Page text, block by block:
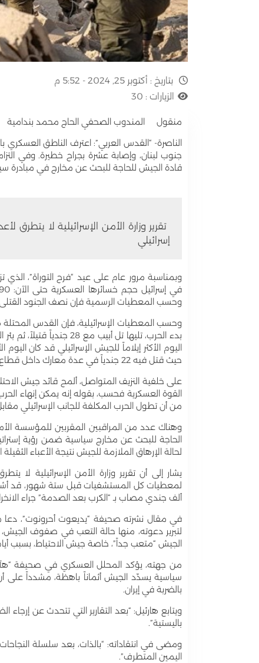
بتاريخ : أكتوبر 25, 2024 - 5:52 م
الزيارات : 30
منقول المندوب الصحفي الحاج محمد بندامية
الناصرة- “القدس العربي”: اعترف الناطق
قادة الجيش للحاجة للبحث عن مخارج في مبادرة
إسرائيلي
وبمناسبة مرور عام على عيد “فرح التوراة”،
وحسب المعطيات الرسمية فإن نصف الجنود القتلى هم دون الواحد
حيث قتل فيه 22 جندياً في عدة معارك داخل قطاع غزة، خاصة في خان يونس.
على خلفية النزيف المتواصل، ألمح قائد جيش
القوة العسكرية فحسب، بقوله إنه يمكن إنهاء
من أن تطول الحرب المكلفة للجانب الإسرائيلي
وهناك عدد من المراقبين المقربين للمؤسسة
الحاجة للبحث عن مخارج سياسية ضمن رؤية
لحالة الإرهاق الملازمة للجيش نتيجة الأعباء الثقيلة
يشار إلى أن تقرير وزارة الأمن الإسرائيلية لا
ألف جندي مصاب بـ “الكرب بعد الصدمة” جراء
في مقال نشرته صحيفة “يديعوت أحرونوت”، دعا
الجيش “متعب جداً”، خاصة جيش الاحتياط، بسبب
من جهته، يؤكد المحلل العسكري في صحيفة
سياسية يسدّد الجيش أثماناً باهظة، مشدداً
بالضربة في إيران.
ويتابع هارئيل: “بعد التقارير التي تتحدث عن إرجاء
باليستية”.
ومضى في انتقاداته: “بالذات، بعد سلسلة
اليمين المتطرف”.